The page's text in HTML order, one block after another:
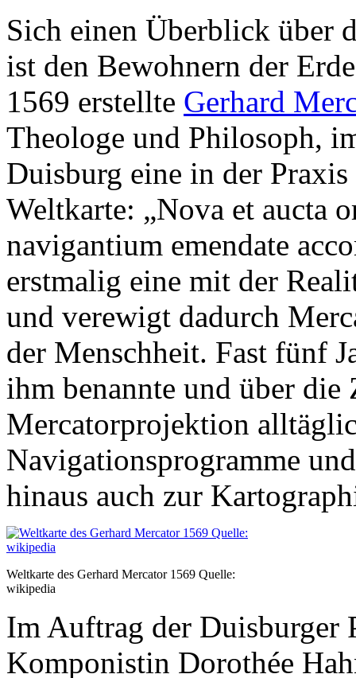
Sich einen Überblick über
ist den Bewohnern der
1569 erstellte Gerhard
Theologe und Philosoph,
Duisburg eine in der
Weltkarte: „Nova et aucta
navigantium emendate
erstmalig eine mit der
und verewigt dadurch
der Menschheit. Fast fünf
ihm benannte und über
Mercatorprojektion
Navigationsprogramme
hinaus auch zur
Weltkarte des Gerhard Mercator 1569 Quelle:
wikipedia
Im Auftrag der Duisburger
Komponistin Dorothée